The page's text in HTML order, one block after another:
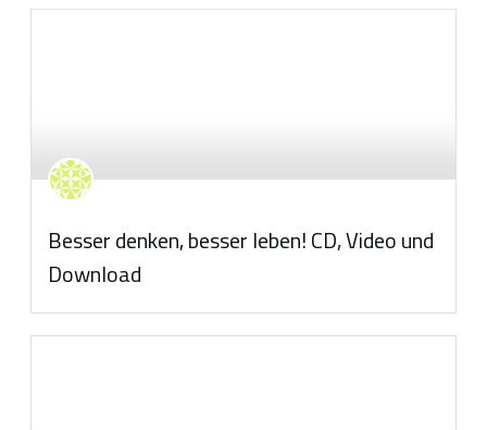
Besser denken, besser leben! CD, Video und
Download